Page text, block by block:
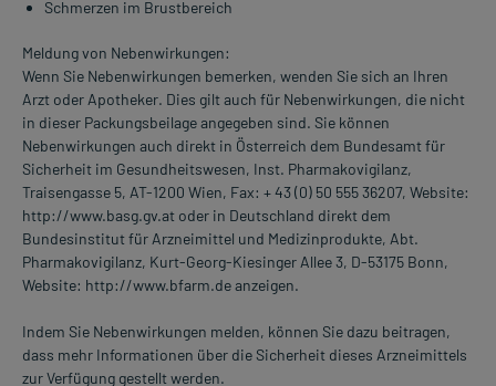
Schmerzen im Brustbereich
Meldung von Nebenwirkungen:
Wenn Sie Nebenwirkungen bemerken, wenden Sie sich an Ihren
Arzt oder Apotheker. Dies gilt auch für Nebenwirkungen, die nicht
in dieser Packungsbeilage angegeben sind. Sie können
Nebenwirkungen auch direkt in Österreich dem Bundesamt für
Sicherheit im Gesundheitswesen, Inst. Pharmakovigilanz,
Traisengasse 5, AT-1200 Wien, Fax: + 43 (0) 50 555 36207, Website:
http://www.basg.gv.at oder in Deutschland direkt dem
Bundesinstitut für Arzneimittel und Medizinprodukte, Abt.
Pharmakovigilanz, Kurt-Georg-Kiesinger Allee 3, D-53175 Bonn,
Website: http://www.bfarm.de anzeigen.
Indem Sie Nebenwirkungen melden, können Sie dazu beitragen,
dass mehr Informationen über die Sicherheit dieses Arzneimittels
zur Verfügung gestellt werden.